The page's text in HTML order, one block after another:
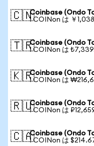
🇨🇳Coinbase (Ondo
1 COINon は ￥
🇹🇷Coinbase (Ondo
1 COINon は
🇰🇷Coinbase (Ondo
1 COINon は
🇷🇺Coinbase (Ondo
1 COINon は
🇨🇦Coinbase (Ondo
1 COINon は